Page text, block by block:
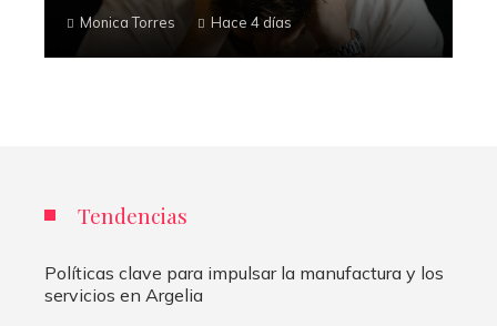
Monica Torres Hace 4 días
Tendencias
Políticas clave para impulsar la manufactura y los
servicios en Argelia